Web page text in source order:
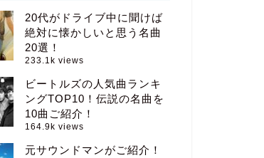
20代がドライブ中に聞けば
絶対に懐かしいと思う名曲
20選！
233.1k views
ビートルズの人気曲ランキ
ングTOP10！伝説の名曲を
10曲ご紹介！
164.9k views
元サウンドマンがご紹介！